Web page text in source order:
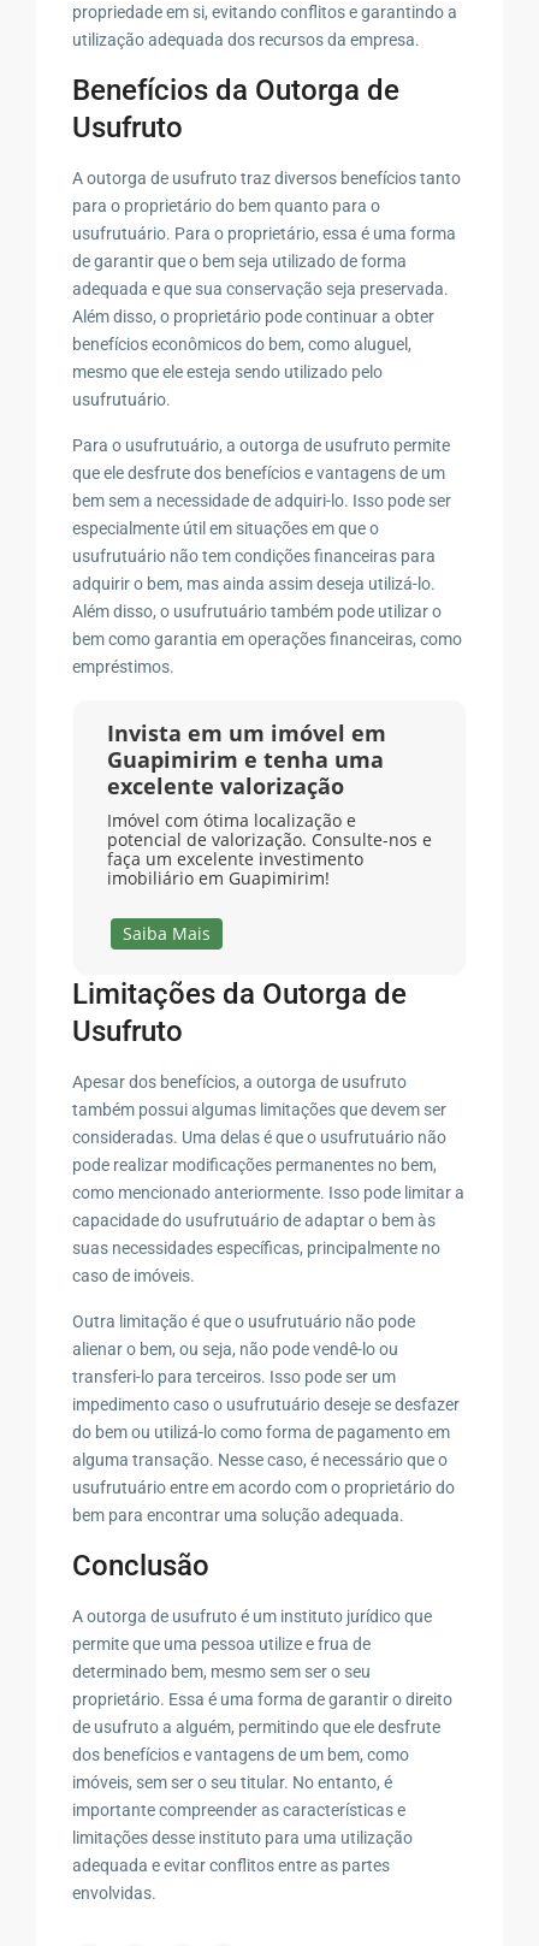
propriedade em si, evitando conflitos e garantindo a
utilização adequada dos recursos da empresa.
Benefícios da Outorga de
Usufruto
A outorga de usufruto traz diversos benefícios tanto
para o proprietário do bem quanto para o
usufrutuário. Para o proprietário, essa é uma forma
de garantir que o bem seja utilizado de forma
adequada e que sua conservação seja preservada.
Além disso, o proprietário pode continuar a obter
benefícios econômicos do bem, como aluguel,
mesmo que ele esteja sendo utilizado pelo
usufrutuário.
Para o usufrutuário, a outorga de usufruto permite
que ele desfrute dos benefícios e vantagens de um
bem sem a necessidade de adquiri-lo. Isso pode ser
especialmente útil em situações em que o
usufrutuário não tem condições financeiras para
adquirir o bem, mas ainda assim deseja utilizá-lo.
Além disso, o usufrutuário também pode utilizar o
bem como garantia em operações financeiras, como
empréstimos.
Invista em um imóvel em
Guapimirim e tenha uma
excelente valorização
Imóvel com ótima localização e
potencial de valorização. Consulte-nos e
faça um excelente investimento
imobiliário em Guapimirim!
Saiba Mais
Limitações da Outorga de
Usufruto
Apesar dos benefícios, a outorga de usufruto
também possui algumas limitações que devem ser
consideradas. Uma delas é que o usufrutuário não
pode realizar modificações permanentes no bem,
como mencionado anteriormente. Isso pode limitar a
capacidade do usufrutuário de adaptar o bem às
suas necessidades específicas, principalmente no
caso de imóveis.
Outra limitação é que o usufrutuário não pode
alienar o bem, ou seja, não pode vendê-lo ou
transferi-lo para terceiros. Isso pode ser um
impedimento caso o usufrutuário deseje se desfazer
do bem ou utilizá-lo como forma de pagamento em
alguma transação. Nesse caso, é necessário que o
usufrutuário entre em acordo com o proprietário do
bem para encontrar uma solução adequada.
Conclusão
A outorga de usufruto é um instituto jurídico que
permite que uma pessoa utilize e frua de
determinado bem, mesmo sem ser o seu
proprietário. Essa é uma forma de garantir o direito
de usufruto a alguém, permitindo que ele desfrute
dos benefícios e vantagens de um bem, como
imóveis, sem ser o seu titular. No entanto, é
importante compreender as características e
limitações desse instituto para uma utilização
adequada e evitar conflitos entre as partes
envolvidas.